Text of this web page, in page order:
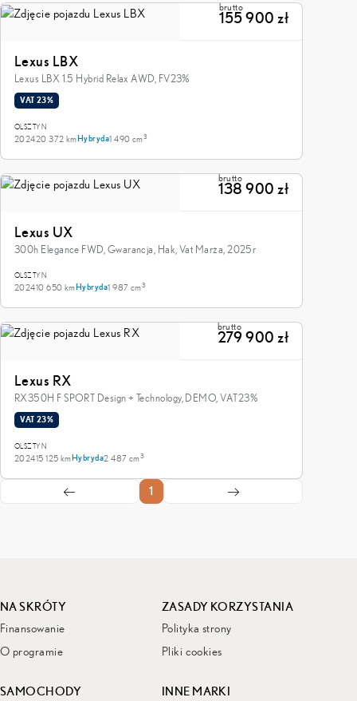
Lexus LBX
Lexus LBX 1.5 Hybrid Relax AWD, FV23%
VAT 23%
OLSZTYN
202420 372 km Hybryda1 490 cm3
brutto
155 900 zł
Lexus UX
300h Elegance FWD, Gwarancja, Hak, Vat Marża, 2025r
OLSZTYN
202410 650 km Hybryda1 987 cm3
brutto
138 900 zł
Lexus RX
RX350H F SPORT Design + Technology, DEMO, VAT23%
VAT 23%
OLSZTYN
202415 125 km Hybryda2 487 cm3
brutto
279 900 zł
1
NA SKRÓTY
Finansowanie
O programie
ZASADY KORZYSTANIA
Polityka strony
Pliki cookies
SAMOCHODY INNE MARKI